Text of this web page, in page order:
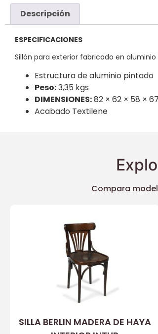
Descripción
ESPECIFICACIONES
Sillón para exterior fabricado en
Estructura de aluminio pintado
Peso:3,35 kgs
DIMENSIONES:82 × 62 × 58 ×
Acabado Textilene
Compara
SILLA BERLIN MADERA DE HAYA